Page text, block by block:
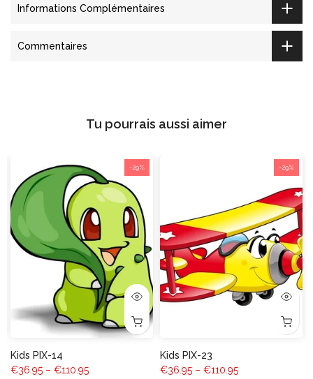
Informations Complémentaires
Commentaires
Tu pourrais aussi aimer
-29%
Kids PIX-14
€36.95 – €110.95
-29%
Kids PIX-23
€36.95 – €110.95